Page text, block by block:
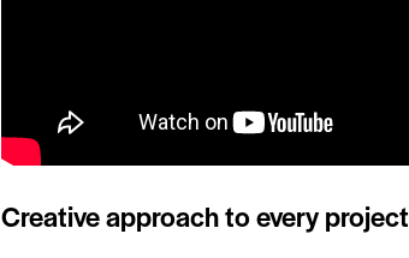
Creative approach to every project